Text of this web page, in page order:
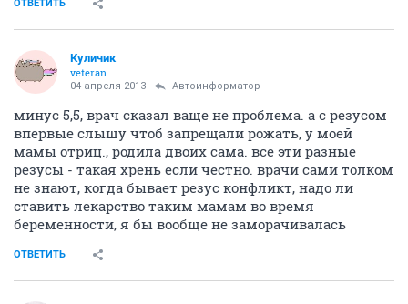
ОТВЕТИТЬ
Куличик
veteran
04 апреля 2013 Автоинформатор
минус 5,5, врач сказал ваще не проблема. а с резусом
впервые слышу чтоб запрещали рожать, у моей
мамы отриц., родила двоих сама. все эти разные
резусы - такая хрень если честно. врачи сами толком
не знают, когда бывает резус конфликт, надо ли
ставить лекарство таким мамам во время
беременности, я бы вообще не заморачивалась
ОТВЕТИТЬ